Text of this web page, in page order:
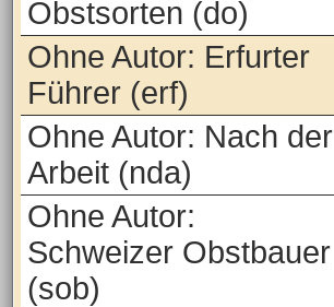
Obstsorten (do)
Ohne Autor: Erfurter
Führer (erf)
Ohne Autor: Nach der
Arbeit (nda)
Ohne Autor:
Schweizer Obstbauer
(sob)